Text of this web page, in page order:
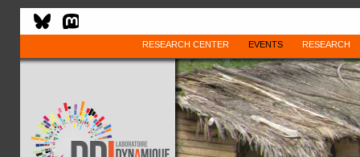
RESEARCH CENTER EVENTS RESEARCH